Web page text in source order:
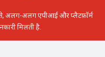
अलग-अलग एपीआई और प्लैटफ़ॉर्म
मिलती है.